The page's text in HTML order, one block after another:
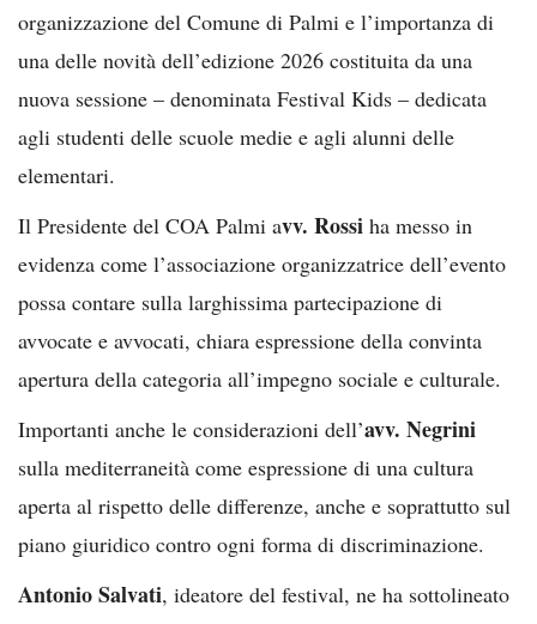
organizzazione del Comune di Palmi e l’importanza di
una delle novità dell’edizione 2026 costituita da una
nuova sessione – denominata Festival Kids – dedicata
agli studenti delle scuole medie e agli alunni delle
elementari.
Il Presidente del COA Palmi avv. Rossi ha messo in
evidenza come l’associazione organizzatrice dell’evento
possa contare sulla larghissima partecipazione di
avvocate e avvocati, chiara espressione della convinta
apertura della categoria all’impegno sociale e culturale.
Importanti anche le considerazioni dell’avv. Negrini
sulla mediterraneità come espressione di una cultura
aperta al rispetto delle differenze, anche e soprattutto sul
piano giuridico contro ogni forma di discriminazione.
Antonio Salvati, ideatore del festival, ne ha sottolineato